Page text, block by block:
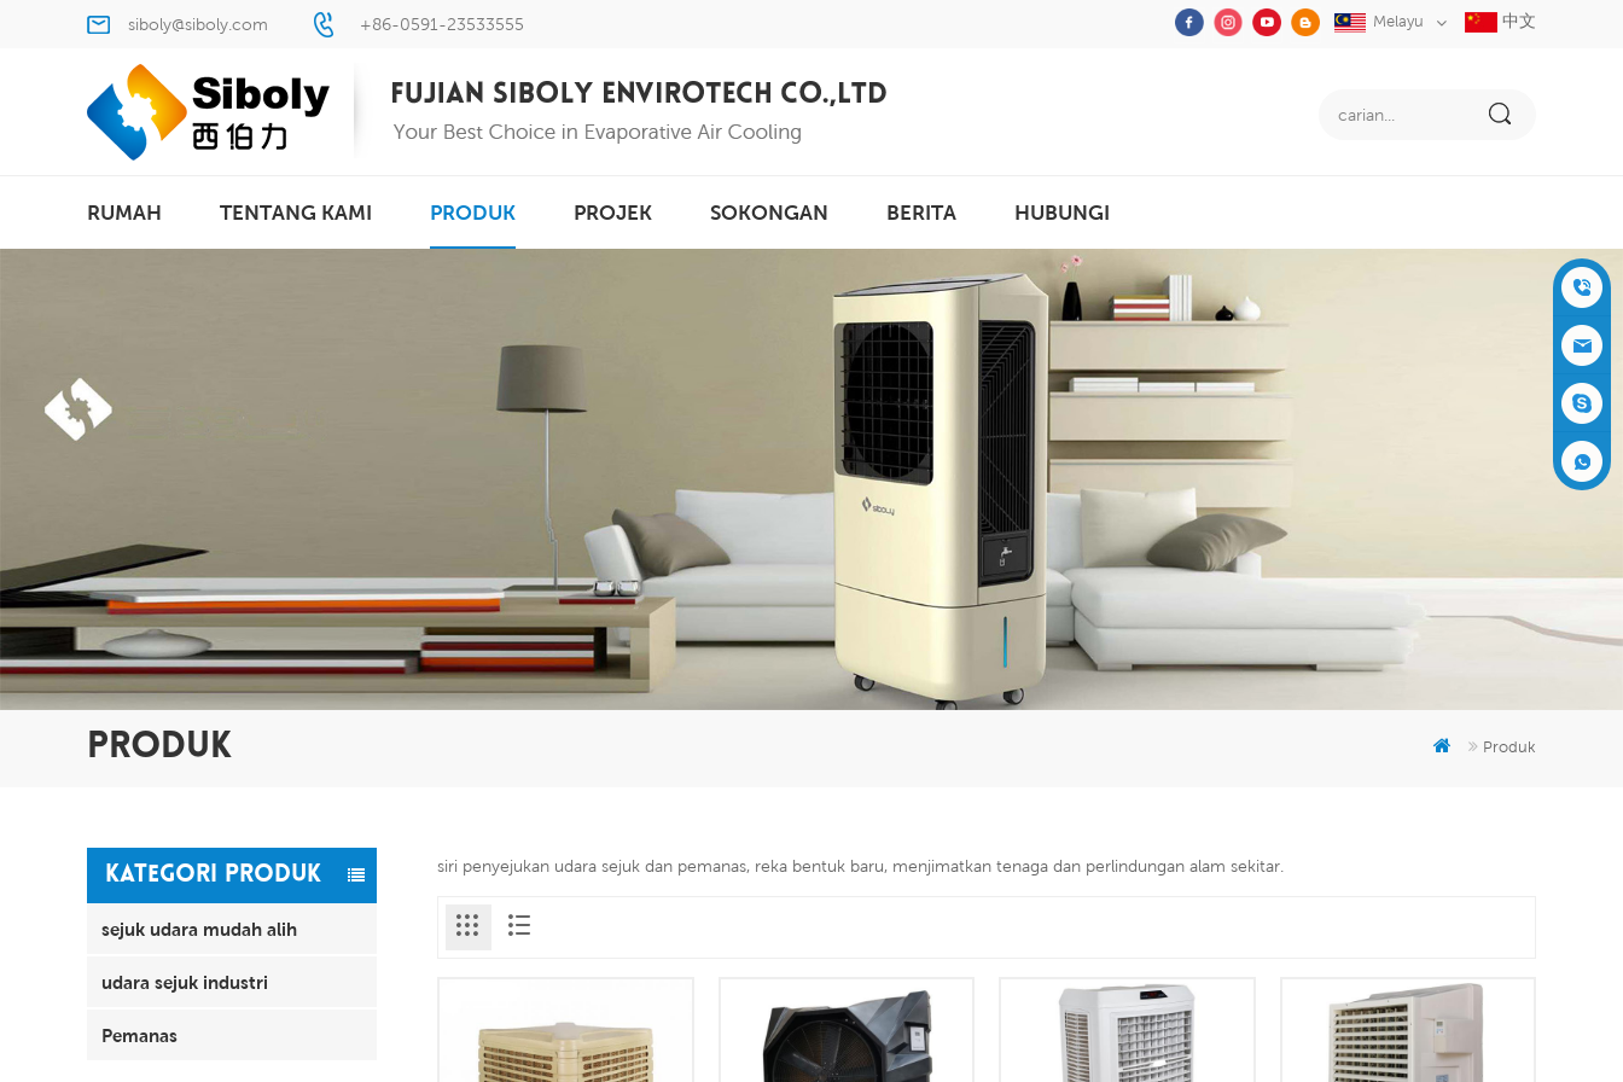
siboly@siboly.com +86-0591-23533555 Melayu 中文
RUMAH TENTANG KAMI PRODUK PROJEK SOKONGAN BERITA HUBUNGI
PRODUK Produk
KATEGORI PRODUK
sejuk udara mudah alih
udara sejuk industri
Pemanas
siri penyejukan udara sejuk dan pemanas, reka bentuk baru, menjimatkan tenaga dan perlindungan alam sekitar.
+86-05
91-2353
3555
siboly@s
iboly.co
evaporat
er
5951777